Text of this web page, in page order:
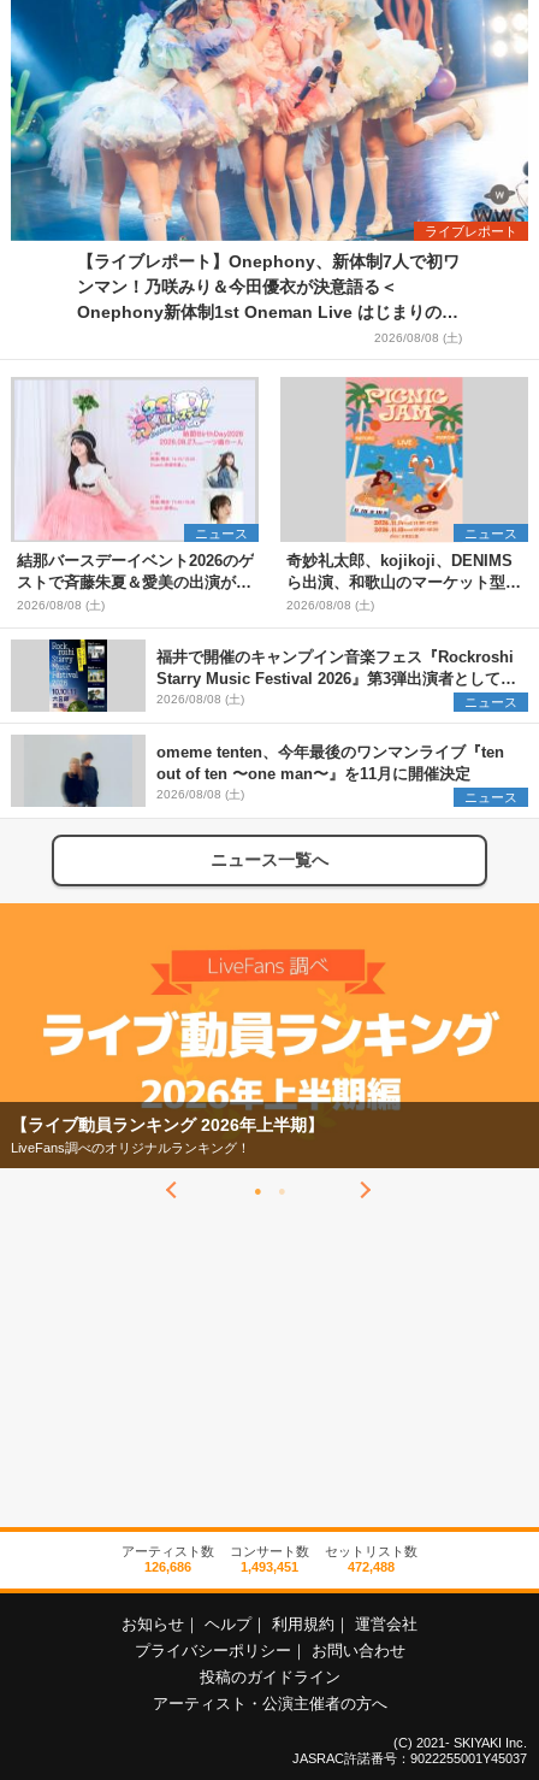
ライブレポート
【ライブレポート】Onephony、新体制7人で初ワ
ンマン！乃咲みり＆今田優衣が決意語る＜
Onephony新体制1st Oneman Live はじまりの夏
2026/08/08 (土)
ニュース
結那バースデーイベント2026のゲ
ストで斉藤朱夏＆愛美の出演が決
定
2026/08/08 (土)
ニュース
奇妙礼太郎、kojikoji、DENIMS
ら出演、和歌山のマーケット型野
外イベント『PICNIC JAM
2026』早割チケット発売開始
2026/08/08 (土)
福井で開催のキャンプイン音楽フェス『Rockroshi
Starry Music Festival 2026』第3弾出演者として
SCOOBIE DO、かりゆし58、Reiを発表
2026/08/08 (土) ニュース
omeme tenten、今年最後のワンマンライブ『ten
out of ten 〜one man〜』を11月に開催決定
2026/08/08 (土) ニュース
ニュース一覧へ
【ライブ動員ランキング 2026年上半期】
LiveFans調べのオリジナルランキング！
アーティスト数
126,686
コンサート数
1,493,451
セットリスト数
472,488
お知らせ ｜ ヘルプ｜ 利用規約 ｜ 運営会社
プライバシーポリシー ｜
お問い合わせ
投稿のガイドライン
アーティスト・公演主催者の方へ
(C) 2021- SKIYAKI Inc.
JASRAC許諾番号：9022255001Y45037